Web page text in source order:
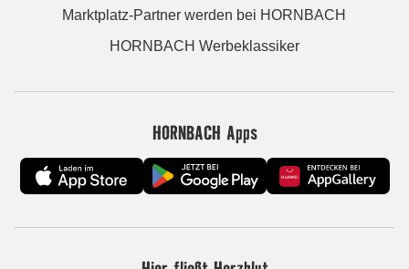
Marktplatz-Partner werden bei HORNBACH
HORNBACH Werbeklassiker
HORNBACH Apps